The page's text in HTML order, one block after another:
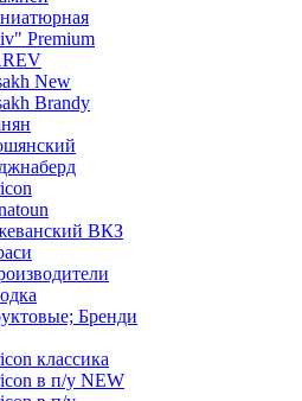
Premium
New
Brandy
ВКЗ
Бренди
классика
в п/у NEW